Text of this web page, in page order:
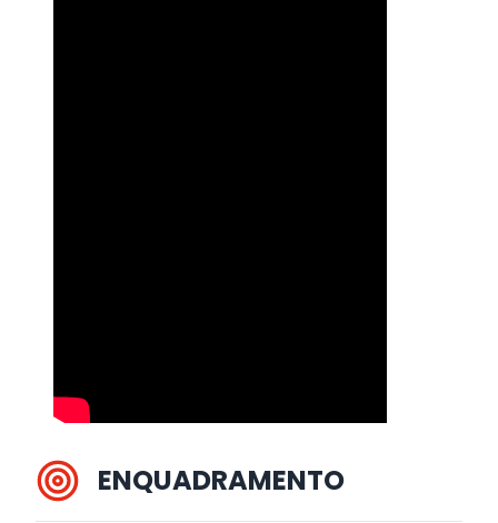
ENQUADRAMENTO